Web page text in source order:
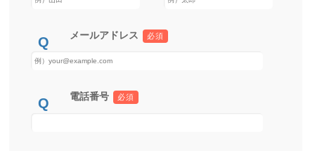
メールアドレス 必須
電話番号 必須